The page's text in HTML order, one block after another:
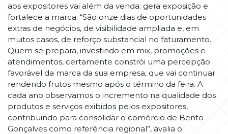
aos expositores vai além da venda: gera exposição e
fortalece a marca. “São onze dias de oportunidades
extras de negócios, de visibilidade ampliada e, em
muitos casos, de reforço substancial no faturamento.
Quem se prepara, investindo em mix, promoções e
atendimentos, certamente constrói uma percepção
favorável da marca da sua empresa, que vai continuar
rendendo frutos mesmo após o término da feira. A
cada ano observamos o incremento na qualidade dos
produtos e serviços exibidos pelos expositores,
contribuindo para consolidar o comércio de Bento
Gonçalves como referência regional”, avalia o